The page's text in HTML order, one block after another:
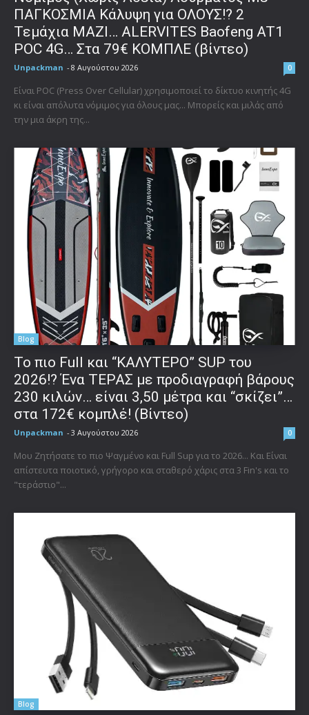
ΠΑΓΚΟΣΜΙΑ Κάλυψη για ΟΛΟΥΣ!? 2
Τεμάχια ΜΑΖΙ… ALERVITES Baofeng AT1
POC 4G… Στα 79€ ΚΟΜΠΛΕ (βίντεο)
Unpackman - 8 Αυγούστου 2026 0
Είναι POC (Press Over Cellular) χρησιμοποιεί το δίκτυο κινητής 4G
κι είναι απόλυτα νόμιμος για όλους μας... Μπορείς και μιλάς από
την μια άκρη της...
Blog
To πιο Full και “ΚΑΛΥΤΕΡΟ” SUP του
2026!? Ένα ΤΕΡΑΣ με προδιαγραφή βάρους
230 κιλών… είναι 3,50 μέτρα και “σκίζει”…
στα 172€ κομπλέ! (Βίντεο)
Unpackman - 3 Αυγούστου 2026 0
Μου Ζητήσατε το πιο Ψαγμένο και Full Sup για το 2026... Και Είναι
απίστευτα ποιοτικό, γρήγορο και σταθερό χάρις στα 3 Fin's και το
"τεράστιο"...
Blog